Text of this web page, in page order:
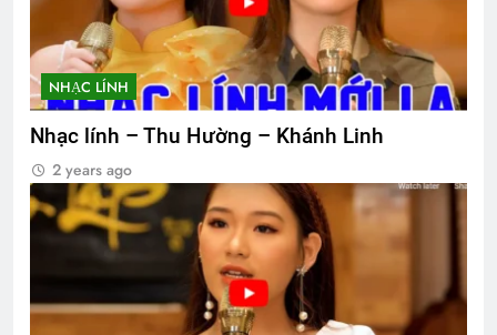
NHẠC LÍNH
Nhạc lính – Thu Hường – Khánh Linh
2 years ago